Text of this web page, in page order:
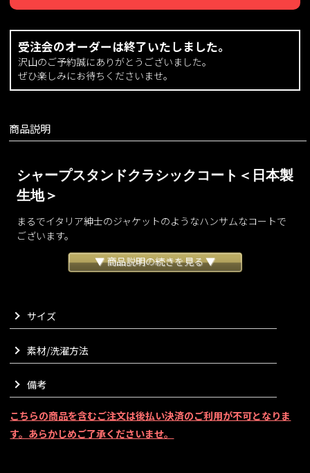
受注会のオーダーは終了いたしました。
沢山のご予約誠にありがとうございました。
ぜひ楽しみにお待ちくださいませ。
商品説明
シャープスタンドクラシックコート＜日本製
生地＞
まるでイタリア紳士のジャケットのようなハンサムなコートで
ございます。
フロントデザインはストイックなストレートラインに仕立て、
無駄を削ぎ落としたような縦の美しさを際立たせました。
覗くベロアの質感がより一層特別感を演出いたします。
トクチュールのような研ぎ澄まされた雰囲気に。
マニッシュとフェミニン、両方の魅力の共存をお楽しみいただ
けます。
強さと色気を静かに纏える、JENNEらしい一着に仕上がりまし
た。
VARIATION
▼ 商品説明の続きを見る ▼
サイズ
素材/洗濯方法
備考
こちらの商品を含むご注文は後払い決済のご利用が不可となりま
す。あらかじめご了承くださいませ。